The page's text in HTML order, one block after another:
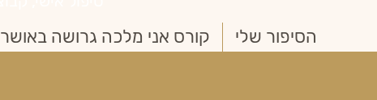
קורס אני מלכה גרושה באושר הסיפור שלי